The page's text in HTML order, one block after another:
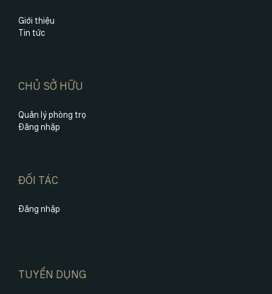
Giới thiệu
Tin tức
CHỦ SỞ HỮU
Quản lý phòng trọ
Đăng nhập
ĐỐI TÁC
Đăng nhập
TUYỂN DỤNG